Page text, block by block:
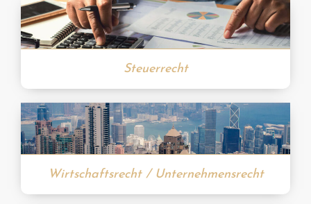
Steuerrecht
Wirtschaftsrecht / Unternehmensrecht